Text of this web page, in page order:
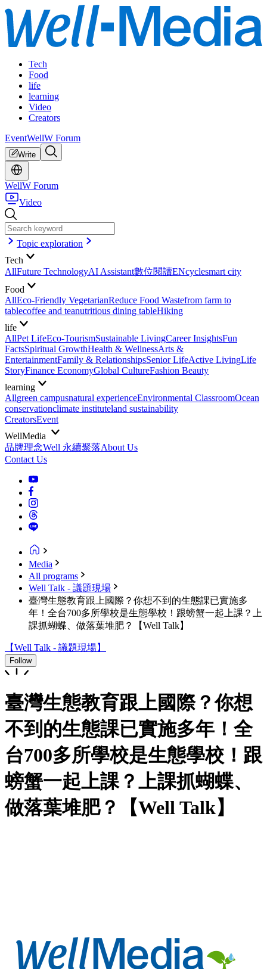
Tech
Food
life
learning
Video
Creators
EventWellW Forum
Write
WellW Forum
Video
Topic exploration
Tech
AllFuture TechnologyAI Assistant數位閱讀ENcyclesmart city
Food
AllEco-Friendly VegetarianReduce Food Wastefrom farm to
tablecoffee and teanutritious dining tableHiking
life
AllPet LifeEco-TourismSustainable LivingCareer InsightsFun
FactsSpiritual GrowthHealth & WellnessArts &
EntertainmentFamily & RelationshipsSenior LifeActive LivingLife
StoryFinance EconomyGlobal CultureFashion Beauty
learning
Allgreen campusnatural experienceEnvironmental ClassroomOcean
conservationclimate instituteland sustainability
CreatorsEvent
WellMedia
品牌理念Well 永續聚落About Us
Contact Us
Media
All programs
Well Talk - 議題現場
臺灣生態教育跟上國際？你想不到的生態課已實施多
年！全台700多所學校是生態學校！跟螃蟹一起上課？上
課抓蝴蝶、做落葉堆肥？【Well Talk】
【Well Talk - 議題現場】
Follow
臺灣生態教育跟上國際？你想
不到的生態課已實施多年！全
台700多所學校是生態學校！跟
螃蟹一起上課？上課抓蝴蝶、
做落葉堆肥？【Well Talk】